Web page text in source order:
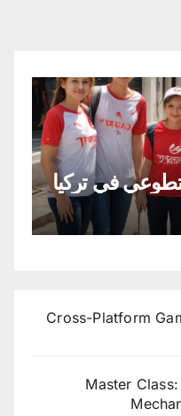
في تركيا
Cross-Platform
Master